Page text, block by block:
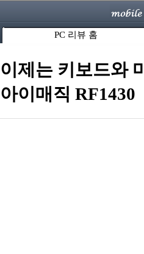
PC 리뷰 홈
이제는 키보드와
아이매직 RF1430